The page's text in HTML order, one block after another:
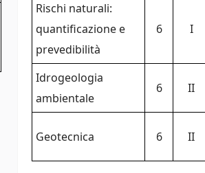
Rischi naturali:
quantificazione e
prevedibilità
6 I
Idrogeologia
ambientale
6 II
Geotecnica 6 II